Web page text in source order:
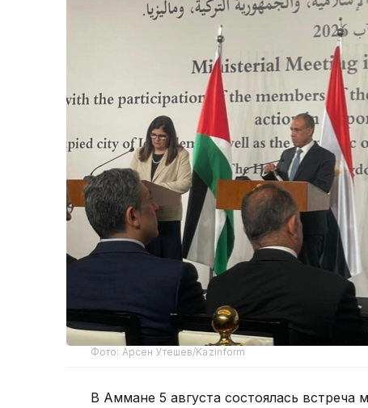
Фото: Арсен Утешев/Kazinform
В Аммане 5 августа состоялась встреча